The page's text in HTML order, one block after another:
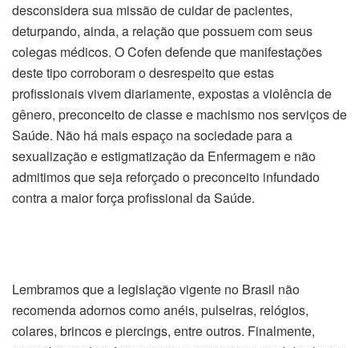
desconsidera sua missão de cuidar de pacientes,
deturpando, ainda, a relação que possuem com seus
colegas médicos. O Cofen defende que manifestações
deste tipo corroboram o desrespeito que estas
profissionais vivem diariamente, expostas a violência de
gênero, preconceito de classe e machismo nos serviços de
Saúde. Não há mais espaço na sociedade para a
sexualização e estigmatização da Enfermagem e não
admitimos que seja reforçado o preconceito infundado
contra a maior força profissional da Saúde.
Lembramos que a legislação vigente no Brasil não
recomenda adornos como anéis, pulseiras, relógios,
colares, brincos e piercings, entre outros. Finalmente,